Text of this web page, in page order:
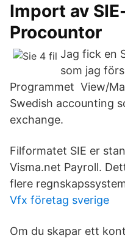
Import av
Procountor
Jag fick en
som jag
Programmet View/
Swedish accounting
exchange.
Filformatet SIE er
Visma.net Payroll.
flere
Vfx företag sverige
Om du skapar ett